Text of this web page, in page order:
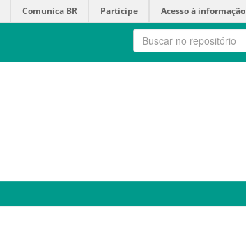
Comunica BR Participe Acesso à informação